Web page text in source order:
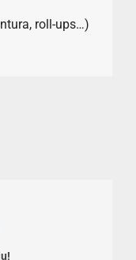
roll-ups…)